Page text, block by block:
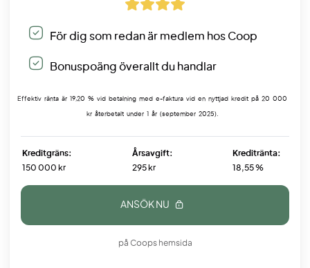
För dig som redan är medlem hos Coop
Bonuspoäng överallt du handlar
Effektiv ränta är 19,20 % vid betalning med e-faktura vid en nyttjad kredit på 20 000
kr återbetalt under 1 år (september 2025).
Kreditgräns:
150 000 kr
Årsavgift:
295 kr
Kreditränta:
18,55 %
ANSÖK NU
på Coops hemsida